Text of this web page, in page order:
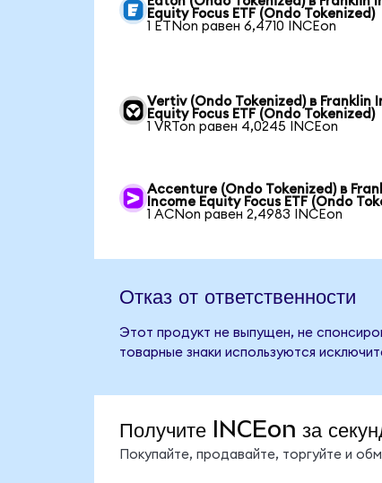
Equity Focus ETF (Ondo Tokenized)
1 ETNon равен 6,4710 INCEon
Vertiv (Ondo Tokenized) в Franklin
Equity Focus ETF (Ondo Tokenized)
1 VRTon равен 4,0245 INCEon
Accenture (Ondo Tokenized) в
Income Equity Focus ETF (Ondo
1 ACNon равен 2,4983 INCEon
Отказ от ответственности
Этот продукт не выпущен, не
товарные знаки используются
Получите INCEon за
Покупайте, продавайте, торгуйте и